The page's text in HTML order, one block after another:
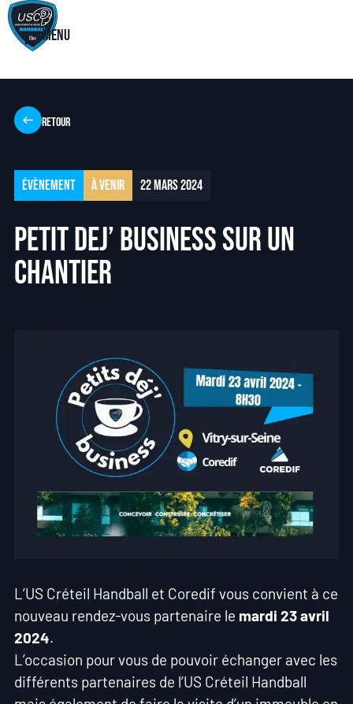
Menu
Retour
Évènement À venir 22 mars 2024
Petit Dej’ Business sur un
chantier
L’US Créteil Handball et Coredif vous convient à ce
nouveau rendez-vous partenaire le mardi 23 avril
2024.
L’occasion pour vous de pouvoir échanger avec les
différents partenaires de l’US Créteil Handball